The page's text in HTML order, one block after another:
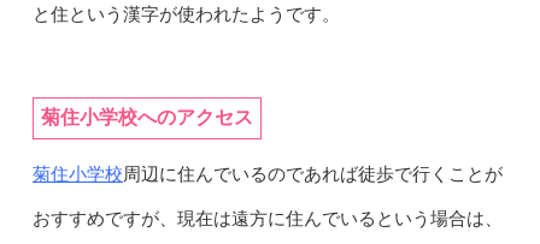
と住という漢字が使われたようです。
菊住小学校へのアクセス
菊住小学校周辺に住んでいるのであれば徒歩で行くことが
おすすめですが、現在は遠方に住んでいるという場合は、